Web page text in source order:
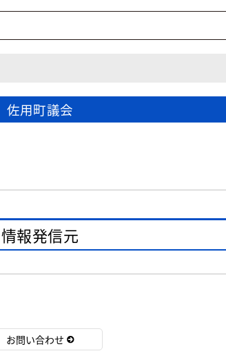
佐用町議会
情報発信元
お問い合わせ